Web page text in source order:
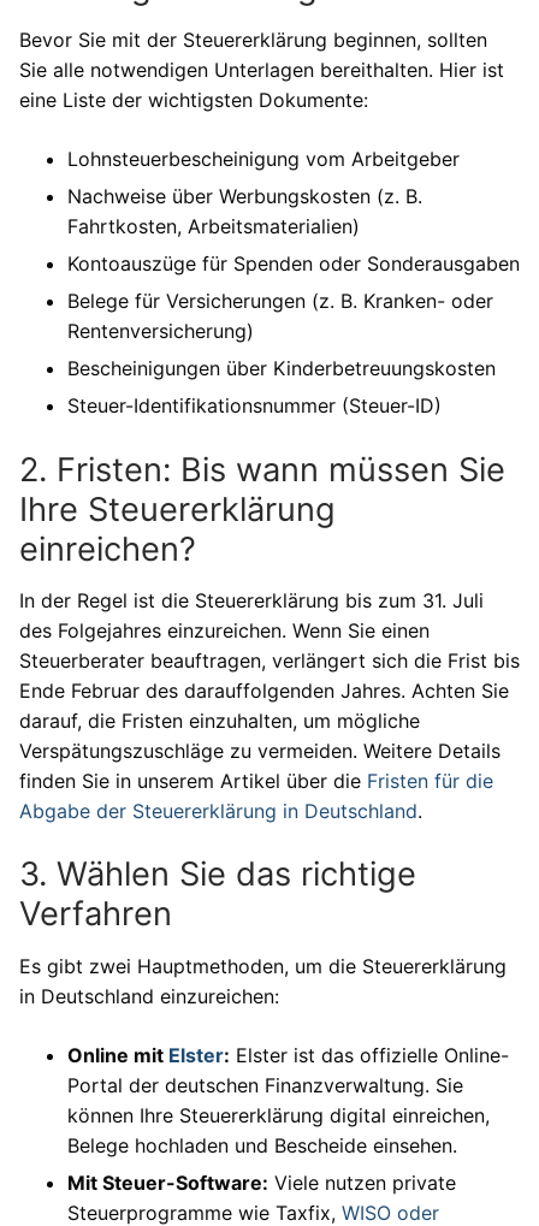
Bevor Sie mit der Steuererklärung beginnen, sollten
Sie alle notwendigen Unterlagen bereithalten. Hier ist
eine Liste der wichtigsten Dokumente:
Lohnsteuerbescheinigung vom Arbeitgeber
Nachweise über Werbungskosten (z. B.
Fahrtkosten, Arbeitsmaterialien)
Kontoauszüge für Spenden oder Sonderausgaben
Belege für Versicherungen (z. B. Kranken- oder
Rentenversicherung)
Bescheinigungen über Kinderbetreuungskosten
Steuer-Identifikationsnummer (Steuer-ID)
2. Fristen: Bis wann müssen Sie
Ihre Steuererklärung
einreichen?
In der Regel ist die Steuererklärung bis zum 31. Juli
des Folgejahres einzureichen. Wenn Sie einen
Steuerberater beauftragen, verlängert sich die Frist bis
Ende Februar des darauffolgenden Jahres. Achten Sie
darauf, die Fristen einzuhalten, um mögliche
Verspätungszuschläge zu vermeiden. Weitere Details
finden Sie in unserem Artikel über die Fristen für die
Abgabe der Steuererklärung in Deutschland.
3. Wählen Sie das richtige
Verfahren
Es gibt zwei Hauptmethoden, um die Steuererklärung
in Deutschland einzureichen:
Online mit Elster: Elster ist das offizielle Online-
Portal der deutschen Finanzverwaltung. Sie
können Ihre Steuererklärung digital einreichen,
Belege hochladen und Bescheide einsehen.
Mit Steuer-Software: Viele nutzen private
Steuerprogramme wie Taxfix, WISO oder